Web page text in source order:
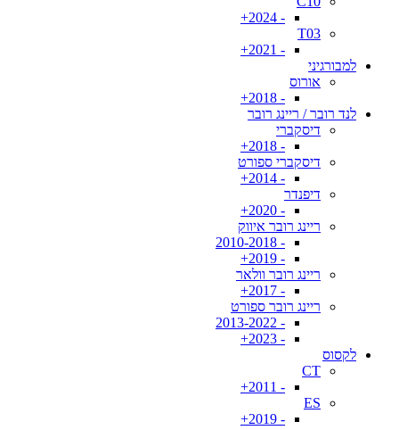
- 2024+
T03
- 2021+
למבורגיני
אורוס
- 2018+
לנד רובר / ריינג רובר
דיסקברי
- 2018+
דיסקברי ספורט
- 2014+
דיפנדר
- 2020+
ריינג רובר איווק
- 2010-2018
- 2019+
ריינג רובר וולאר
- 2017+
ריינג רובר ספורט
- 2013-2022
- 2023+
לקסוס
CT
- 2011+
ES
- 2019+